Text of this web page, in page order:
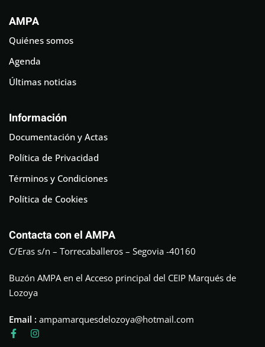
AMPA
Quiénes somos
Agenda
Últimas noticias
Información
Documentación y Actas
Política de Privacidad
Términos y Condiciones
Política de Cookies
Contacta con el AMPA
C/Eras s/n – Torrecaballeros – Segovia -40160
Buzón AMPA en el Acceso principal del CEIP Marqués de
Lozoya
Email : ampamarquesdelozoya@hotmail.com